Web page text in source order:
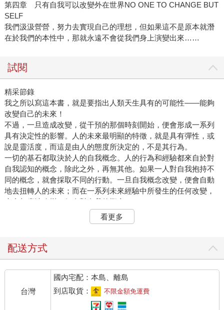
第四章 只有自我可以改變外在世界NO ONE TO CHANGE BUT
SELF
我們汲汲營營，努力去實現自己的理想，但如果這不是原本就潛
在於我們的本性中，那就永遠不會從我們身上演變出來……
試閱
精采節錄
我之所以寫這本書，就是要指出人類天生具有的可能性——能夠
改變自己的未來！
不過，一旦造成改變，從干預的那個時刻開始，便會形成一系列
具有決定性的影響。人的未來最明顯的特徵，就是具有彈性，或
說是靈活度，而這是由人的態度所決定的，不是其行為。
一切的基石都取決於人的自我概念。人的行為和經驗都來自於對
自我認知的概念，除此之外，再無其他。如果一人對自我抱持不
同的概念，就會採取不同的行動。一旦自我概念改變，便會自動
地去扭轉人的未來；而在一系列未來經驗中所發生的任何改變，
也會相應地改變一個人對自我的概念。
人認為微不足道的臆測或假想，其實會產生相當大的影響力；因
此，人應該對此重新評估，確實去體認一個假設中的創造力。
節，還是會有好幾種結果。因此，在生命中的每一刻，我們都有
大家總是很容易輕視簡單事情的重要性，但這個改變未來的簡單
看更多
配送方式
台灣
國內宅配：本島、離島
到店取貨：
不限金額免運費